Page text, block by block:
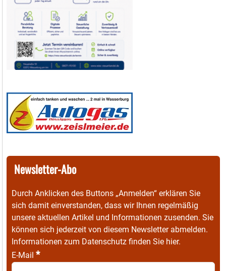
Newsletter-Abo
Durch Anklicken des Buttons „Anmelden“ erklären Sie
sich damit einverstanden, dass wir Ihnen regelmäßig
unsere aktuellen Artikel und Informationen zusenden. Sie
können sich jederzeit von diesem Newsletter abmelden.
Informationen zum Datenschutz finden Sie hier.
E-Mail *